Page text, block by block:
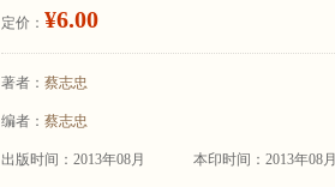
定价： ¥6.00
著者： 蔡志忠
编者： 蔡志忠
出版时间：2013年08月 本印时间：2013年08月